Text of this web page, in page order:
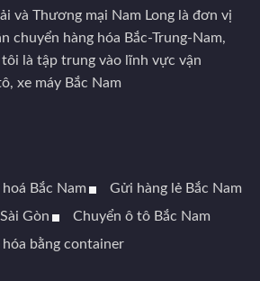
và Thương mại Nam Long là đơn vị
chuyển hàng hóa Bắc-Trung-Nam,
là tập trung vào lĩnh vực vận
xe máy Bắc Nam
Bắc Nam
Gửi hàng lẻ Bắc Nam
Gòn
Chuyển ô tô Bắc Nam
bằng container